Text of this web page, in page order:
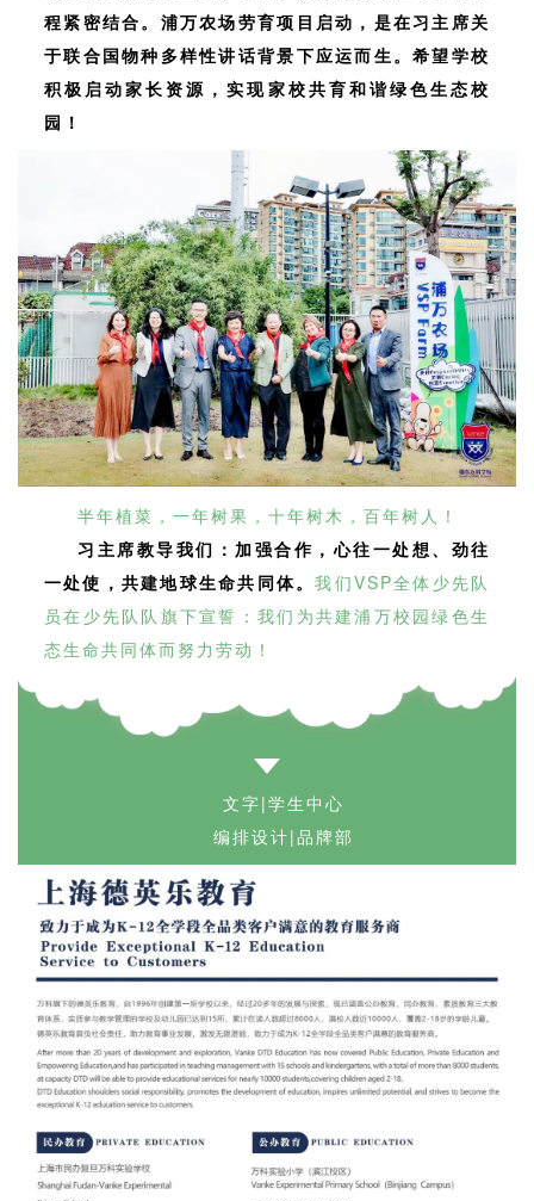
程紧密结合。浦万农场劳育项目启动，是在习主席关
于联合国物种多样性讲话背景下应运而生。希望学校
积极启动家长资源，实现家校共育和谐绿色生态校
园！
半年植菜，一年树果，十年树木，百年树人！
习主席教导我们：加强合作，心往一处想、劲往
一处使，共建地球生命共同体。我们VSP全体少先队
员在少先队队旗下宣誓：我们为共建浦万校园绿色生
态生命共同体而努力劳动！
文字|学生中心
编排设计|品牌部